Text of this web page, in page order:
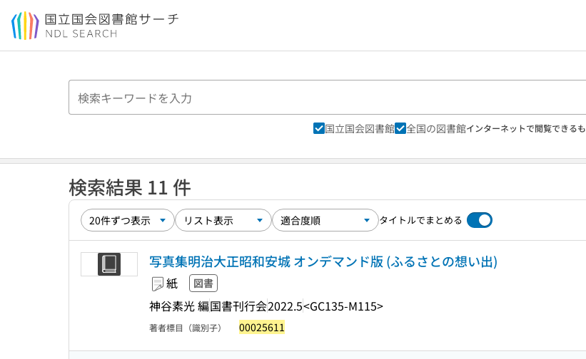
本文へ移動
国立国会図書館 全国の図書館インターネットで閲覧できる
検索結果 11 件
タイトルでまとめる
写真集明治大正昭和安城 オンデマンド版 (ふるさとの想い出)
紙 図書
神谷素光 編国書刊行会2022.5<GC135-M115>
著者標目（識別子） 00025611